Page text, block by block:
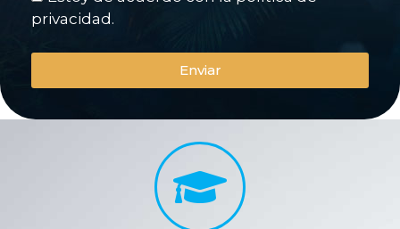
privacidad.
Enviar